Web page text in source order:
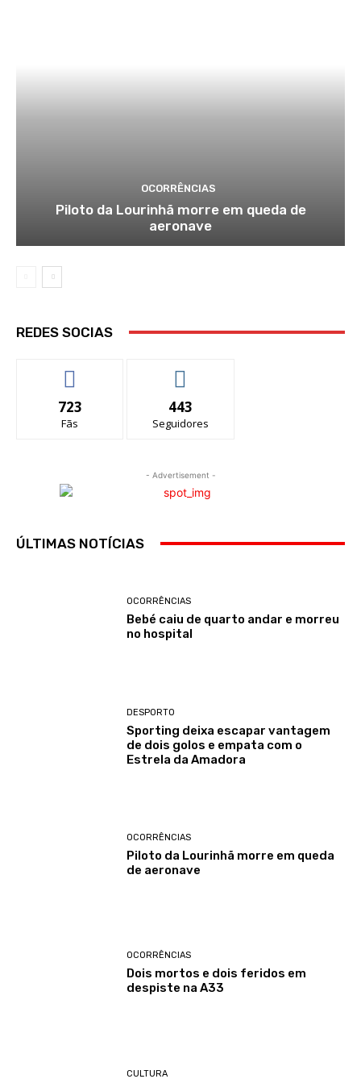
OCORRÊNCIAS
Piloto da Lourinhã morre em queda de
aeronave
REDES SOCIAS
723
Fãs
443
Seguidores
- Advertisement -
ÚLTIMAS NOTÍCIAS
OCORRÊNCIAS
Bebé caiu de quarto andar e morreu
no hospital
DESPORTO
Sporting deixa escapar vantagem
de dois golos e empata com o
Estrela da Amadora
OCORRÊNCIAS
Piloto da Lourinhã morre em queda
de aeronave
OCORRÊNCIAS
Dois mortos e dois feridos em
despiste na A33
CULTURA